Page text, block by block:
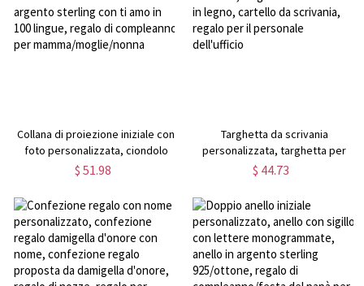
Collana di proiezione iniziale con
foto personalizzata, ciondolo
lettera dalla A alla Z in argento
regalo di compleanno per
mamma/moglie/nonna
$ 51.98
Targhetta da scrivania
personalizzata, targhetta per
scrivania, targhetta da scrivania
regalo per il personale dell'ufficio
$ 44.73